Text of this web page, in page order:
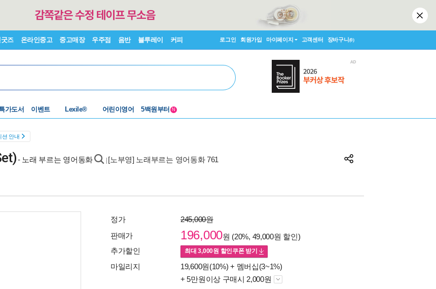
즈 온라인중고 중고매장 우주점 음반 블루레이 커피 로그인 회원가입 마이페이지 고객센터 장바구니(0)
가도서 이벤트
수준별베스트
어린이영어
중고 외서
중고 외서
N
션 안내
- 노래 부르는 영어동화 [노부영] 노래부르는 영어동화 761
정가
245,000원
판매가
196,000원 (20%, 49,000원 할인)
추가할인
최대3,000원 할인쿠폰 받기
마일리지 19,600원(10%) + 멤버십(3~1%)
+ 5만원이상 구매시 2,000원